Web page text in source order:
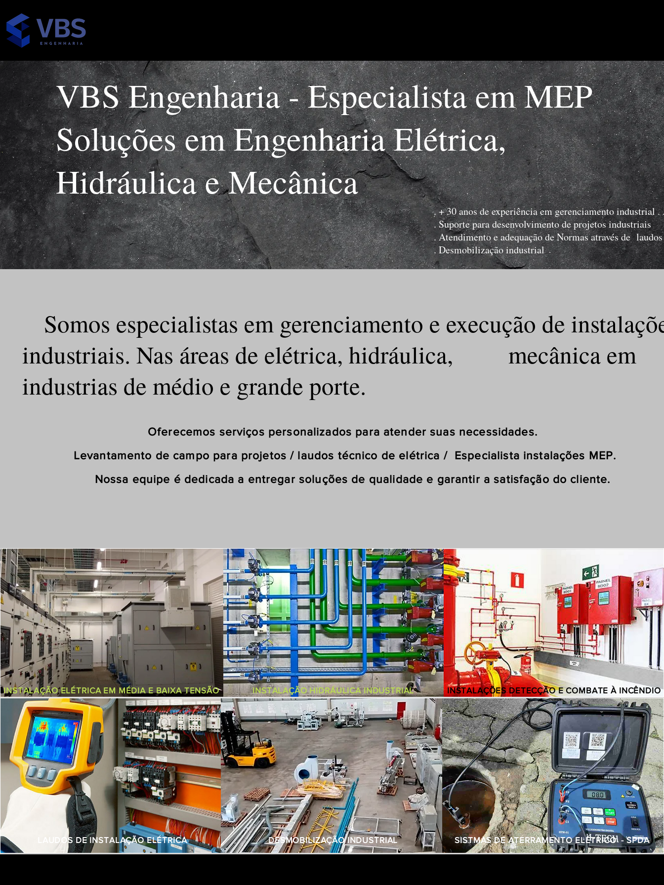
VBS Engenharia - Especialista em MEP
Soluções em Engenharia Elétrica,
Hidráulica e Mecânica
. + 30 anos de experiência em gerenciamento industrial
. Suporte para desenvolvimento de projetos industriais
. Atendimento e adequação de Normas através de laudos
. Desmobilização industrial
Oferecemos serviços personalizados para atender suas necessidades.
Levantamento de campo para projetos / laudos técnico de elétrica / Especialista instalações MEP.
Nossa equipe é dedicada a entregar soluções de qualidade e garantir a satisfação do cliente.
Somos especialistas em gerenciamento e execução de
industriais. Nas áreas de elétrica, hidráulica, mecânica em
industrias de médio e grande porte.
INSTALAÇÃO ELÉTRICA EM MÉDIA E BAIXA TENSÃO INSTALAÇÃO HIDRÁULICA INDUSTRIAL INSTALAÇÕES DETECÇÃO E COMBATE À INCÊNDIO
LAUDOS DE INSTALAÇÃO ELÉTRICA DESMOBILIZAÇÃO INDUSTRIAL SISTMAS DE ATERRAMENTO ELÉTRICO - SPDA